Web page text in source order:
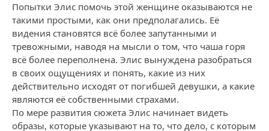
Попытки Элис помочь этой женщине оказываются не
такими простыми, как они предполагались. Её
видения становятся всё более запутанными и
тревожными, наводя на мысли о том, что чаша горя
всё более переполнена. Элис вынуждена разобраться
в своих ощущениях и понять, какие из них
действительно исходят от погибшей девушки, а какие
являются её собственными страхами.
По мере развития сюжета Элис начинает видеть
образы, которые указывают на то, что дело, с которым